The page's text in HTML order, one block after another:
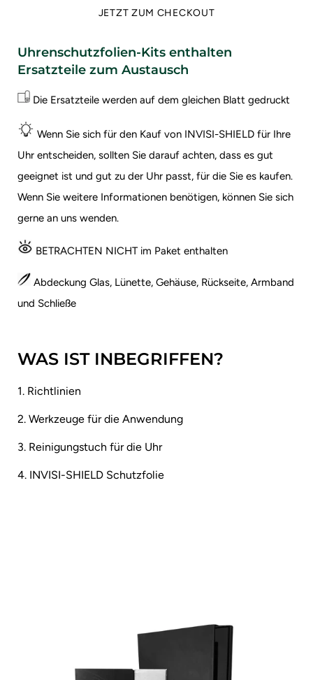
JETZT ZUM CHECKOUT
Uhrenschutzfolien-Kits enthalten
Ersatzteile zum Austausch
Die Ersatzteile werden auf dem gleichen Blatt gedruckt
Wenn Sie sich für den Kauf von INVISI-SHIELD für Ihre
Uhr entscheiden, sollten Sie darauf achten, dass es gut
geeignet ist und gut zu der Uhr passt, für die Sie es kaufen.
Wenn Sie weitere Informationen benötigen, können Sie sich
gerne an uns wenden.
BETRACHTEN NICHT im Paket enthalten
Abdeckung Glas, Lünette, Gehäuse, Rückseite, Armband
und Schließe
WAS IST INBEGRIFFEN?
1. Richtlinien
2. Werkzeuge für die Anwendung
3. Reinigungstuch für die Uhr
4. INVISI-SHIELD Schutzfolie